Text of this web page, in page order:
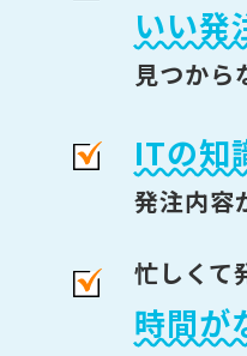
いい発
見つから
ITの知
発注内容
忙しくて
時間が